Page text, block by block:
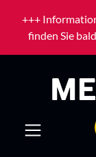
Zum Hauptinhalt
+++
finden Sie